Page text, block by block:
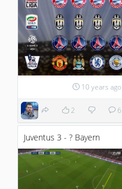
10 years ago
2 6
Juventus 3 - ? Bayern